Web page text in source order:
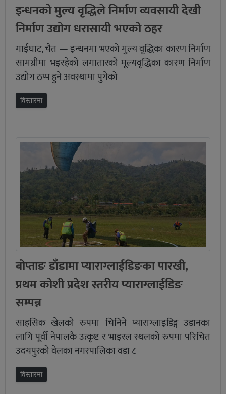
इन्धनको मुल्य वृद्धिले निर्माण व्यवसायी देखी
निर्माण उद्योग धरासायी भएको ठहर
गाईघाट, चैत — इन्धनमा भएको मुल्य वृद्धिका कारण निर्माण
सामग्रीमा भइरहेको लगातारको मूल्यवृद्धिका कारण निर्माण
उद्योग ठप्प हुने अवस्थामा पुगेको
विस्तारमा
बोप्ताङ डाँडामा प्याराग्लाईडिङका पारखी,
प्रथम कोशी प्रदेश स्तरीय प्याराग्लाईडिङ
सम्पन्न
साहसिक खेलको रुपमा चिनिने प्याराग्लाइडिङ्ग उडानका
लागि पूर्वी नेपालकै उत्कृष्ट र भाइरल स्थलको रुपमा परिचित
उदयपुरको वेलका नगरपालिका वडा ८
विस्तारमा